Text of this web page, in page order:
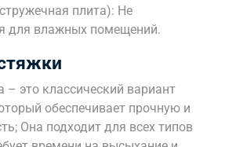
плита): Не
для влажных помещений.
это классический вариант
обеспечивает прочную и
Она подходит для всех типов